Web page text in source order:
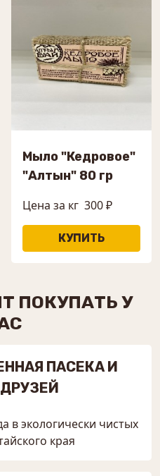
Мыло "Кедровое"
"Алтын" 80 гр
Цена за кг 300 ₽
ПОКУПАТЬ У
ПАСЕКА И
в экологически чистых
края